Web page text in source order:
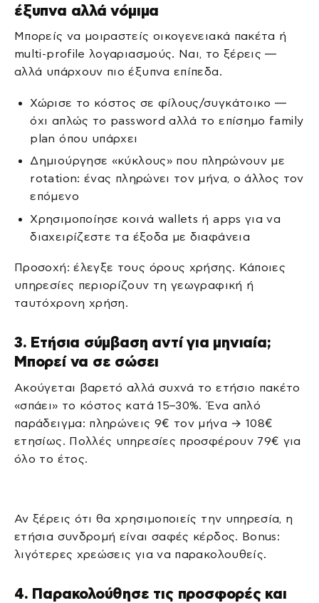
έξυπνα αλλά νόμιμα
Μπορείς να μοιραστείς οικογενειακά πακέτα ή
multi-profile λογαριασμούς. Ναι, το ξέρεις —
αλλά υπάρχουν πιο έξυπνα επίπεδα.
Χώρισε το κόστος σε φίλους/συγκάτοικο —
όχι απλώς το password αλλά το επίσημο family
plan όπου υπάρχει
Δημιούργησε «κύκλους» που πληρώνουν με
rotation: ένας πληρώνει τον μήνα, ο άλλος τον
επόμενο
Χρησιμοποίησε κοινά wallets ή apps για να
διαχειρίζεστε τα έξοδα με διαφάνεια
Προσοχή: έλεγξε τους όρους χρήσης. Κάποιες
υπηρεσίες περιορίζουν τη γεωγραφική ή
ταυτόχρονη χρήση.
3. Ετήσια σύμβαση αντί για μηνιαία;
Μπορεί να σε σώσει
Ακούγεται βαρετό αλλά συχνά το ετήσιο πακέτο
«σπάει» το κόστος κατά 15–30%. Ένα απλό
παράδειγμα: πληρώνεις 9€ τον μήνα → 108€
ετησίως. Πολλές υπηρεσίες προσφέρουν 79€ για
όλο το έτος.
Αν ξέρεις ότι θα χρησιμοποιείς την υπηρεσία, η
ετήσια συνδρομή είναι σαφές κέρδος. Bonus:
λιγότερες χρεώσεις για να παρακολουθείς.
4. Παρακολούθησε τις προσφορές και